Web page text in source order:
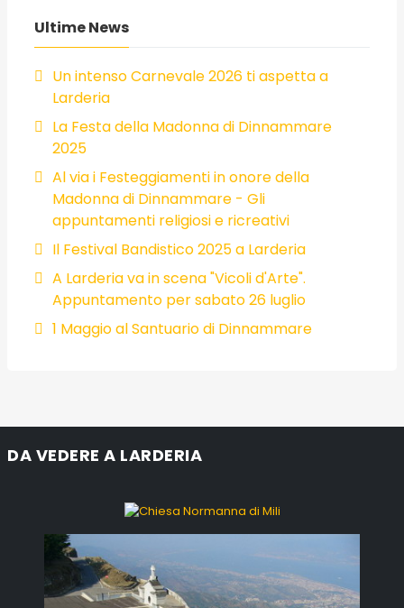
Ultime News
Un intenso Carnevale 2026 ti aspetta a
Larderia
La Festa della Madonna di Dinnammare
2025
Al via i Festeggiamenti in onore della
Madonna di Dinnammare - Gli
appuntamenti religiosi e ricreativi
Il Festival Bandistico 2025 a Larderia
A Larderia va in scena "Vicoli d'Arte".
Appuntamento per sabato 26 luglio
1 Maggio al Santuario di Dinnammare
DA VEDERE A LARDERIA